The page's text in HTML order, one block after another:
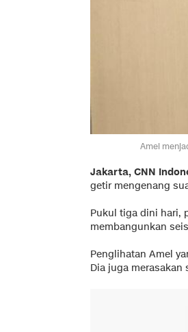
Amel
Jakarta, CNN
getir mengenang
Pukul tiga dini hari,
membangunkan
Penglihatan Amel
Dia juga